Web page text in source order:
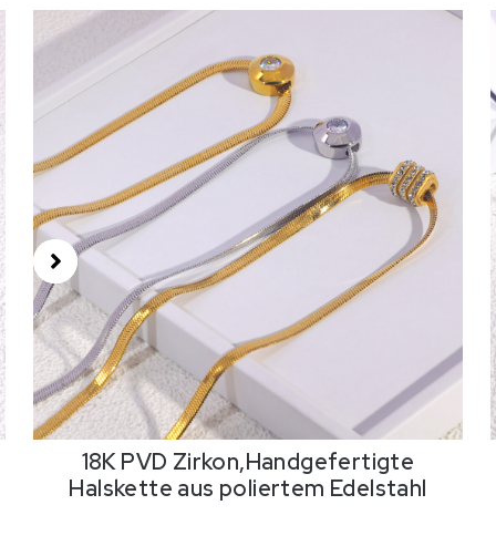
18K PVD Zirkon,Handgefertigte
Halskette aus poliertem Edelstahl